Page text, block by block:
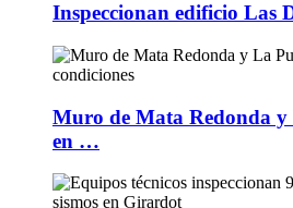
Inspeccionan edificio Las
Muro de Mata Redonda y
en …